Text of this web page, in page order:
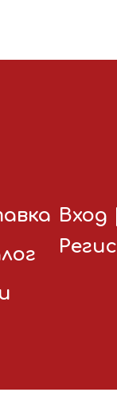
Вход